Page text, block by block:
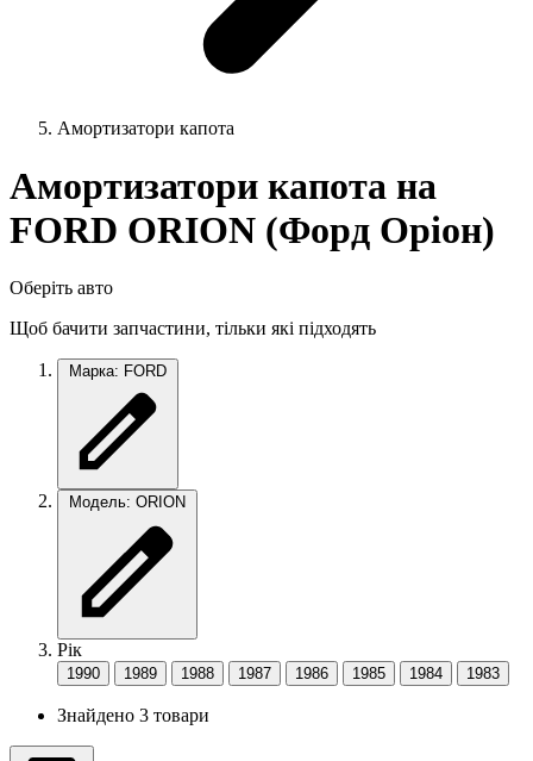
Амортизатори капота
Амортизатори капота на
FORD ORION (Форд Оріон)
Оберіть авто
Щоб бачити запчастини, тільки які підходять
Марка: FORD
Модель: ORION
Рік
1990 1989 1988 1987 1986 1985 1984 1983
Знайдено 3 товари